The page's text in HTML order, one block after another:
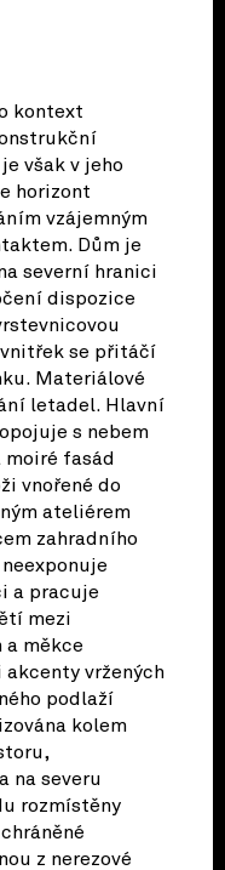
kontext
však v jeho
horizont
vzájemným
Dům je
severní hranici
dispozice
se přitáčí
Materiálové
letadel. Hlavní
s nebem
fasád
vnořené do
ateliérem
zahradního
a pracuje
mezi
a měkce
akcenty vržených
podlaží
kolem
na severu
rozmístěny
z nerezové